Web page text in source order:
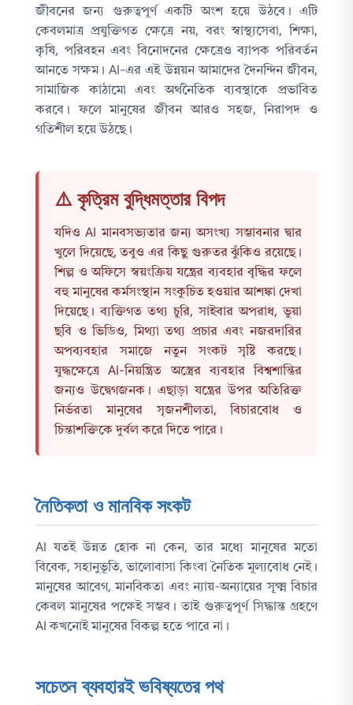
জীবনের জন্য গুরুত্বপূর্ণ একটি অংশ হয়ে উঠবে। এটি
কেবলমাত্র প্রযুক্তিগত ক্ষেত্রে নয়, বরং স্বাস্থ্যসেবা, শিক্ষা,
কৃষি, পরিবহন এবং বিনোদনের ক্ষেত্রেও ব্যাপক পরিবর্তন
আনতে সক্ষম। AI-এর এই উন্নয়ন আমাদের দৈনন্দিন জীবন,
সামাজিক কাঠামো এবং অর্থনৈতিক ব্যবস্থাকে প্রভাবিত
করবে। ফলে মানুষের জীবন আরও সহজ, নিরাপদ ও
গতিশীল হয়ে উঠছে।
⚠️ কৃত্রিম বুদ্ধিমত্তার বিপদ
যদিও AI মানবসভ্যতার জন্য অসংখ্য সম্ভাবনার দ্বার
খুলে দিয়েছে, তবুও এর কিছু গুরুতর ঝুঁকিও রয়েছে।
শিল্প ও অফিসে স্বয়ংক্রিয় যন্ত্রের ব্যবহার বৃদ্ধির ফলে
বহু মানুষের কর্মসংস্থান সংকুচিত হওয়ার আশঙ্কা দেখা
দিয়েছে। ব্যক্তিগত তথ্য চুরি, সাইবার অপরাধ, ভুয়া
ছবি ও ভিডিও, মিথ্যা তথ্য প্রচার এবং নজরদারির
অপব্যবহার সমাজে নতুন সংকট সৃষ্টি করছে।
যুদ্ধক্ষেত্রে AI-নিয়ন্ত্রিত অস্ত্রের ব্যবহার বিশ্বশান্তির
জন্যও উদ্বেগজনক। এছাড়া যন্ত্রের উপর অতিরিক্ত
নির্ভরতা মানুষের সৃজনশীলতা, বিচারবোধ ও
চিন্তাশক্তিকে দুর্বল করে দিতে পারে।
নৈতিকতা ও মানবিক সংকট
AI যতই উন্নত হোক না কেন, তার মধ্যে মানুষের মতো
বিবেক, সহানুভূতি, ভালোবাসা কিংবা নৈতিক মূল্যবোধ নেই।
মানুষের আবেগ, মানবিকতা এবং ন্যায়-অন্যায়ের সূক্ষ্ম বিচার
কেবল মানুষের পক্ষেই সম্ভব। তাই গুরুত্বপূর্ণ সিদ্ধান্ত গ্রহণে
AI কখনোই মানুষের বিকল্প হতে পারে না।
সচেতন ব্যবহারই ভবিষ্যতের পথ